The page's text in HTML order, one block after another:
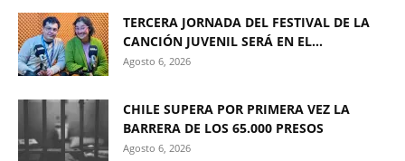
TERCERA JORNADA DEL FESTIVAL DE LA
CANCIÓN JUVENIL SERÁ EN EL...
Agosto 6, 2026
CHILE SUPERA POR PRIMERA VEZ LA
BARRERA DE LOS 65.000 PRESOS
Agosto 6, 2026